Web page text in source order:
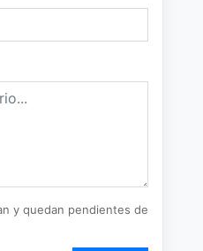
y quedan pendientes de